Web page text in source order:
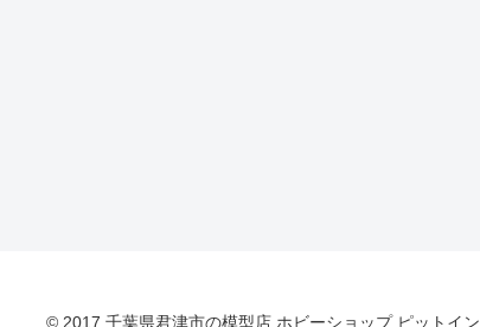
© 2017 千葉県君津市の模型店 ホビーショップ ピットイン.